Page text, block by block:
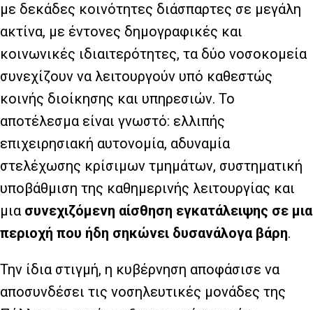
με δεκάδες κοινότητες διάσπαρτες σε μεγάλη
ακτίνα, με έντονες δημογραφικές και
κοινωνικές ιδιαιτερότητες, τα δύο νοσοκομεία
συνεχίζουν να λειτουργούν υπό καθεστώς
κοινής διοίκησης και υπηρεσιών. Το
αποτέλεσμα είναι γνωστό: ελλιπής
επιχειρησιακή αυτονομία, αδυναμία
στελέχωσης κρίσιμων τμημάτων, συστηματική
υποβάθμιση της καθημερινής λειτουργίας και
μια συνεχιζόμενη αίσθηση εγκατάλειψης σε μια
περιοχή που ήδη σηκώνει δυσανάλογα βάρη.
Την ίδια στιγμή, η κυβέρνηση αποφάσισε να
αποσυνδέσει τις νοσηλευτικές μονάδες της